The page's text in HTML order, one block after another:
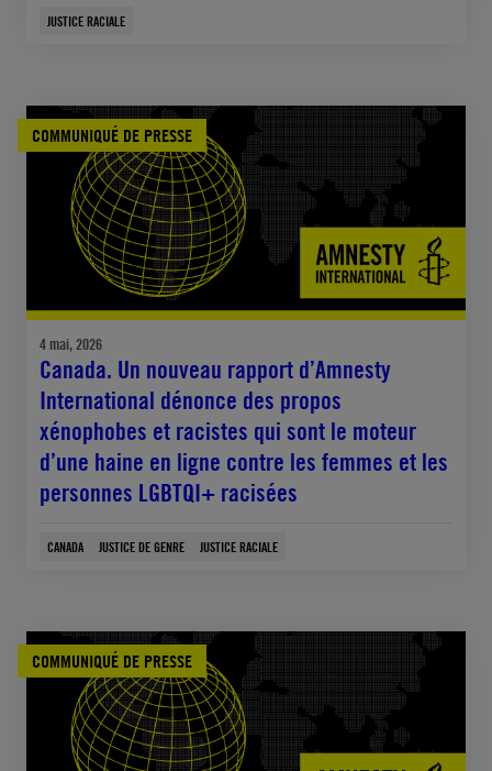
JUSTICE RACIALE
COMMUNIQUÉ DE PRESSE
4 mai, 2026
Canada. Un nouveau rapport d’Amnesty
International dénonce des propos
xénophobes et racistes qui sont le moteur
d’une haine en ligne contre les femmes et les
personnes LGBTQI+ racisées
CANADA JUSTICE DE GENRE JUSTICE RACIALE
COMMUNIQUÉ DE PRESSE